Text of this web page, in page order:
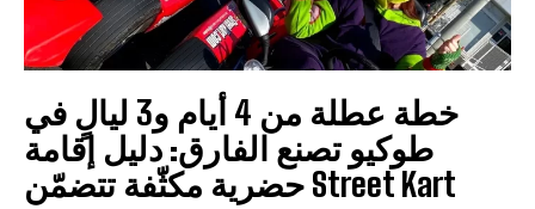
خطة عطلة من 4 أيام و3 ليالٍ في
طوكيو تصنع الفارق: دليل إقامة
حضرية مكثّفة تتضمّن Street Kart